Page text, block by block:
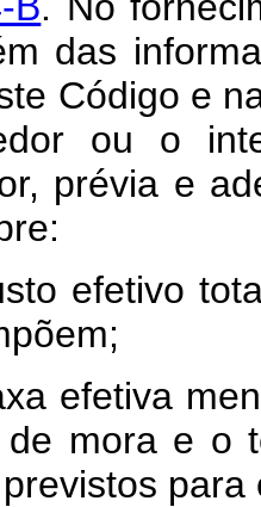
das
Código e
ou o
prévia e
efetivo
efetiva
mora e o